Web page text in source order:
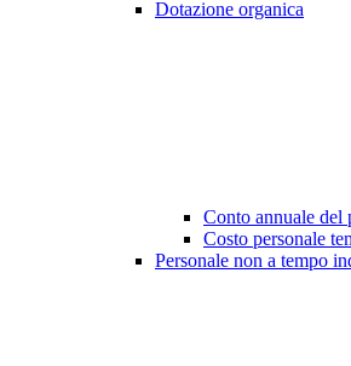
Dotazione organica
Conto annuale del
Costo personale
Personale non a tempo